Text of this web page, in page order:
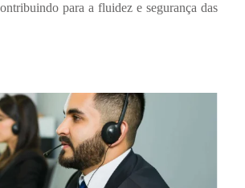
para a fluidez e segurança das